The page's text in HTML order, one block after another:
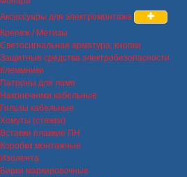
Аксессуары для электромонтажа
Крепеж / Метизы
Светосигнальная арматура, кнопки
Защитные средства электробезопасности
Клеммники
Патроны для ламп
Наконечники кабельные
Гильзы кабельные
Хомуты (стяжки)
Вставки плавкие ПН
Коробки монтажные
Изолента
Бирки маркировочные